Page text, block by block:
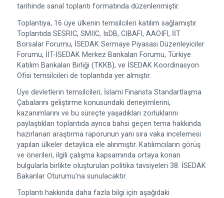
tarihinde sanal toplantı formatında düzenlenmiştir.
Toplantıya, 16 üye ülkenin temsilcileri katılım sağlamıştır.
Toplantıda SESRIC, SMIIC, IsDB, CIBAFI, AAOIFI, İİT
Borsalar Forumu, İSEDAK Sermaye Piyasası Düzenleyiciler
Forumu, İİT-İSEDAK Merkez Bankaları Forumu, Türkiye
Katılım Bankaları Birliği (TKKB), ve İSEDAK Koordinasyon
Ofisi temsilcileri de toplantıda yer almıştır.
Üye devletlerin temsilcileri, İslami Finansta Standartlaşma
Çabalarını geliştirme konusundaki deneyimlerini,
kazanımlarını ve bu süreçte yaşadıkları zorluklarını
paylaştıkları toplantıda ayrıca bahsi geçen tema hakkında
hazırlanan araştırma raporunun yanı sıra vaka incelemesi
yapılan ülkeler detaylıca ele alınmıştır. Katılımcıların görüş
ve önerileri, ilgili çalışma kapsamında ortaya konan
bulgularla birlikte oluşturulan politika tavsiyeleri 38. İSEDAK
Bakanlar Oturumu’na sunulacaktır.
Toplantı hakkında daha fazla bilgi için aşağıdaki